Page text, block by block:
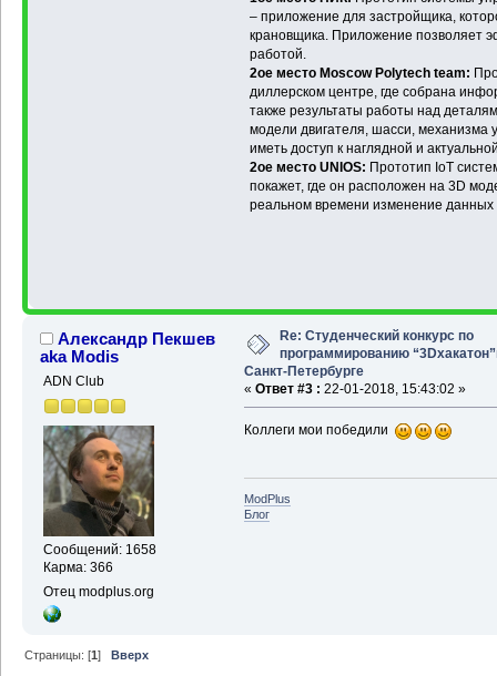
– приложение для застройщика,
крановщика. Приложение позволяет
работой.
2ое место Moscow Polytech team:
диллерском центре, где собрана
также результаты работы над
модели двигателя, шасси, механизма
иметь доступ к наглядной и
2ое место UNIOS: Прототип IoT
покажет, где он расположен на 3D
реальном времени изменение данных
Александр Пекшев
aka Modis
ADN Club
Сообщений: 1658
Карма: 366
Отец modplus.org
Re: Студенческий конкурс по
программированию
Санкт-Петербурге
« Ответ #3 : 22-01-2018, 15:43:02 »
Коллеги мои победили
ModPlus
Блог
Страницы: [1]Вверх